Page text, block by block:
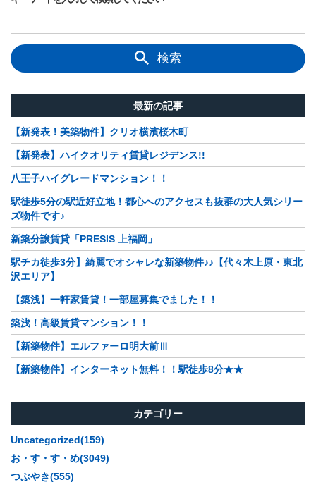
検索
最新の記事
【新発表！美築物件】クリオ横濱桜木町
【新発表】ハイクオリティ賃貸レジデンス!!
八王子ハイグレードマンション！！
駅徒歩5分の駅近好立地！都心へのアクセスも抜群の大人気シリー
ズ物件です♪
新築分譲賃貸「PRESIS 上福岡」
駅チカ徒歩3分】綺麗でオシャレな新築物件♪♪【代々木上原・東北
沢エリア】
【築浅】一軒家賃貸！一部屋募集でました！！
築浅！高級賃貸マンション！！
【新築物件】エルファーロ明大前Ⅲ
【新築物件】インターネット無料！！駅徒歩8分★★
カテゴリー
Uncategorized(159)
お・す・す・め(3049)
つぶやき(555)